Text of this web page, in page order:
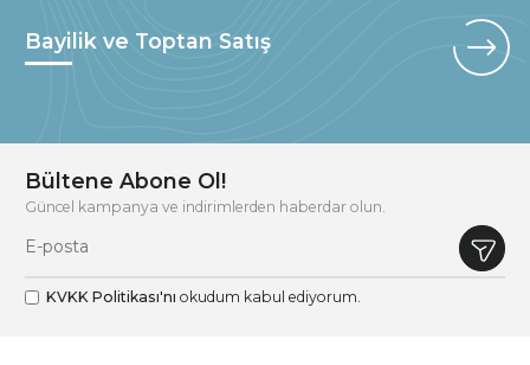
Bayilik ve Toptan Satış
Bültene Abone Ol!
Güncel kampanya ve indirimlerden haberdar olun.
KVKK Politikası'nı okudum kabul ediyorum.